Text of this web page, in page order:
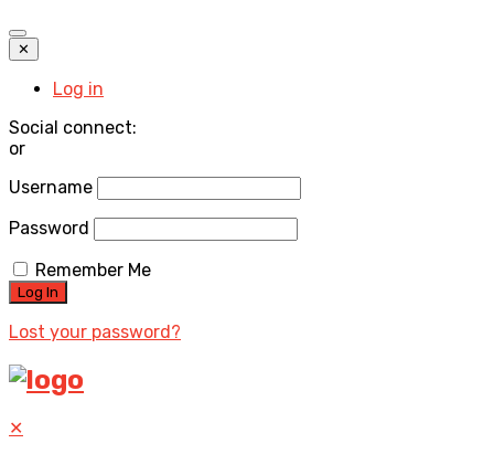
✕
Log in
Social connect:
or
Username
Password
Remember Me
Lost your password?
✕